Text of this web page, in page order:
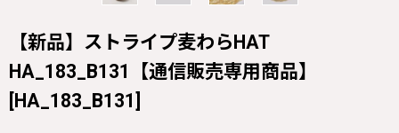
【新品】ストライプ麦わらHAT
HA_183_B131【通信販売専用商品】
[HA_183_B131]